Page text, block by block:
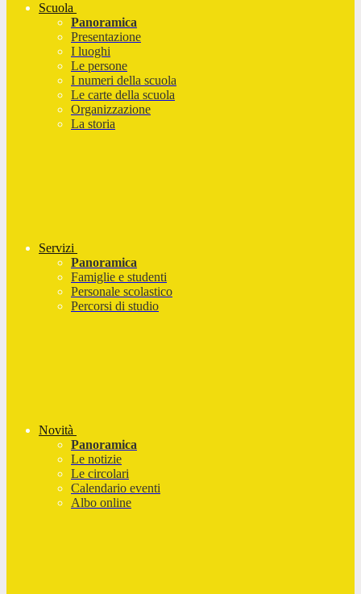
Scuola
Panoramica
Presentazione
I luoghi
Le persone
I numeri della scuola
Le carte della scuola
Organizzazione
La storia
Servizi
Panoramica
Famiglie e studenti
Personale scolastico
Percorsi di studio
Novità
Panoramica
Le notizie
Le circolari
Calendario eventi
Albo online